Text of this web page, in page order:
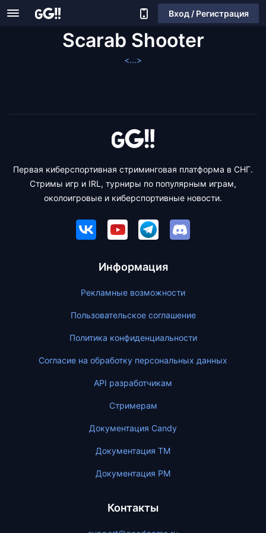
Вход / Регистрация
Scarab Shooter
<...>
Первая киберспортивная стриминговая платформа в СНГ.
Стримы игр и IRL, турниры по популярным играм,
околоигровые и киберспортивные новости.
Информация
Рекламные возможности
Пользовательское соглашение
Политика конфиденциальности
Согласие на обработку персональных данных
API разработчикам
Стримерам
Документация Candy
Документация ТМ
Документация PM
Контакты